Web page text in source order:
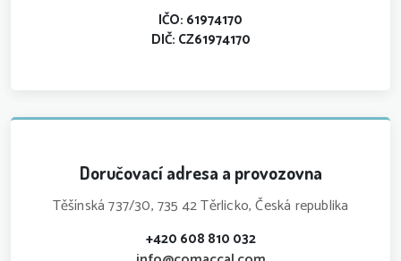
IČO: 61974170
DIČ: CZ61974170
Doručovací adresa a provozovna
Těšínská 737/30, 735 42 Těrlicko, Česká republika
+420 608 810 032